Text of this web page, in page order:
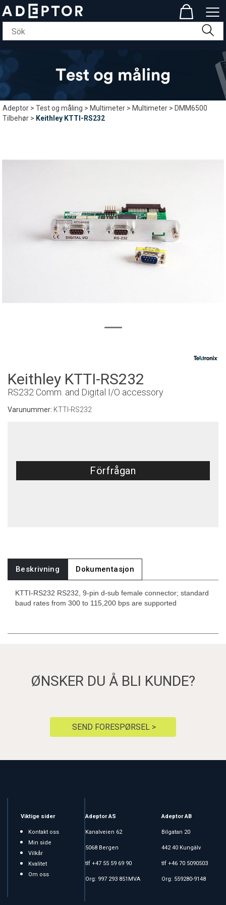
Adeptor>Test og måling>Multimeter>Multimeter>DMM6500
Tilbehør> Keithley KTTI-RS232
Keithley KTTI-RS232
RS232 Comm. and Digital I/O accessory
Varunummer: KTTI-RS232
Förfrågan
Beskrivning Dokumentasjon
KTTI-RS232 RS232, 9-pin d-sub female connector; standard
baud rates from 300 to 115,200 bps are supported
ØNSKER DU Å BLI KUNDE?
SEND FORESPØRSEL >
Viktige sider
Kontakt oss
Min side
Vilkår
Kvalitet
Om oss
Adeptor AS
Kanalveien 62
5068 Bergen
tlf +47 55 59 69 90
Org: 997 293 851MVA
Adeptor AB
Bilgatan 20
442 40 Kungälv
tlf +46 70 5090503
Org: 559280-9148